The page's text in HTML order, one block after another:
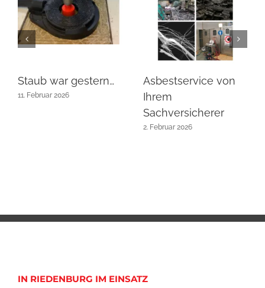
Staub war gestern…
11. Februar 2026
Asbestservice von
Ihrem
Sachversicherer
2. Februar 2026
IN RIEDENBURG IM EINSATZ